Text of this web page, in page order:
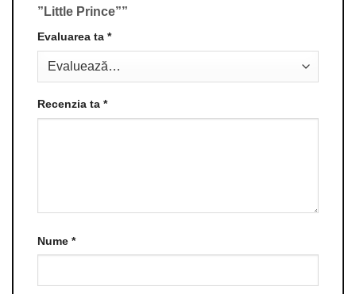
”Little Prince””
Evaluarea ta *
Recenzia ta *
Nume *